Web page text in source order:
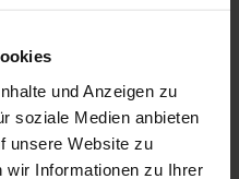
und Anzeigen zu
soziale Medien anbieten
unsere Website zu
wir Informationen zu Ihrer